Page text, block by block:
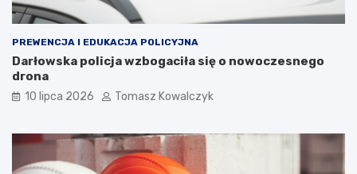
PREWENCJA I EDUKACJA POLICYJNA
Darłowska policja wzbogaciła się o nowoczesnego
drona
10 lipca 2026 Tomasz Kowalczyk